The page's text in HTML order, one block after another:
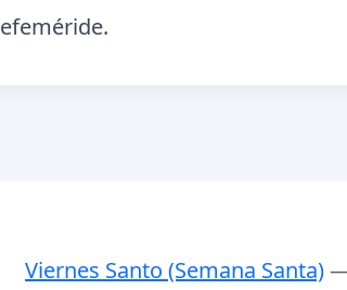
efeméride.
Viernes Santo (Semana Santa)